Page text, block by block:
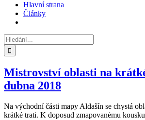
Hlavní strana
Články
Hledat:
Mistrovství oblasti na
dubna 2018
Na východní části mapy Aldašín se chystá
krátké trati. K doposud zmapovanému